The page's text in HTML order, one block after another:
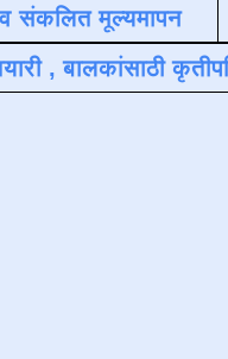
संकलित मूल्यमापन
, बालकांसाठी